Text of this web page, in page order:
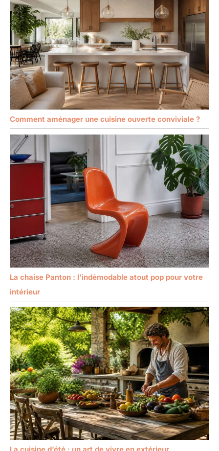
Comment aménager une cuisine ouverte conviviale ?
La chaise Panton : l’indémodable atout pop pour votre
intérieur